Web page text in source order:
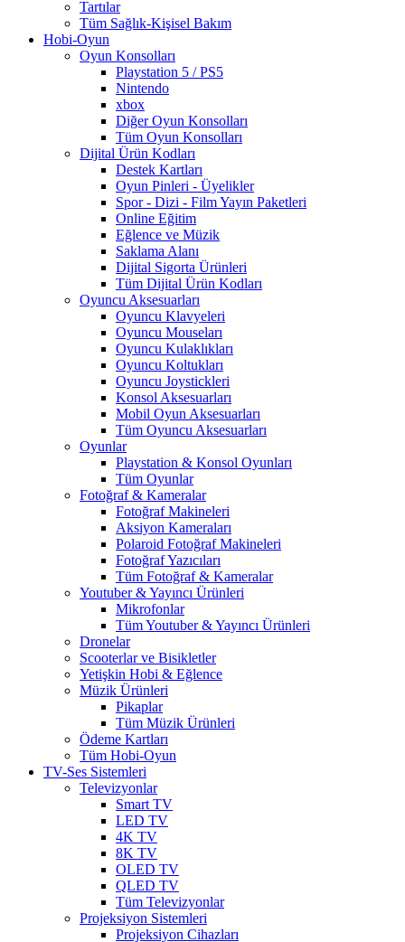
Tartılar
Tüm Sağlık-Kişisel Bakım
Hobi-Oyun
Oyun Konsolları
Playstation 5 / PS5
Nintendo
xbox
Diğer Oyun Konsolları
Tüm Oyun Konsolları
Dijital Ürün Kodları
Destek Kartları
Oyun Pinleri - Üyelikler
Spor - Dizi - Film Yayın Paketleri
Online Eğitim
Eğlence ve Müzik
Saklama Alanı
Dijital Sigorta Ürünleri
Tüm Dijital Ürün Kodları
Oyuncu Aksesuarları
Oyuncu Klavyeleri
Oyuncu Mouseları
Oyuncu Kulaklıkları
Oyuncu Koltukları
Oyuncu Joystickleri
Konsol Aksesuarları
Mobil Oyun Aksesuarları
Tüm Oyuncu Aksesuarları
Oyunlar
Playstation & Konsol Oyunları
Tüm Oyunlar
Fotoğraf & Kameralar
Fotoğraf Makineleri
Aksiyon Kameraları
Polaroid Fotoğraf Makineleri
Fotoğraf Yazıcıları
Tüm Fotoğraf & Kameralar
Youtuber & Yayıncı Ürünleri
Mikrofonlar
Tüm Youtuber & Yayıncı Ürünleri
Dronelar
Scooterlar ve Bisikletler
Yetişkin Hobi & Eğlence
Müzik Ürünleri
Pikaplar
Tüm Müzik Ürünleri
Ödeme Kartları
Tüm Hobi-Oyun
TV-Ses Sistemleri
Televizyonlar
Smart TV
LED TV
4K TV
8K TV
OLED TV
QLED TV
Tüm Televizyonlar
Projeksiyon Sistemleri
Projeksiyon Cihazları